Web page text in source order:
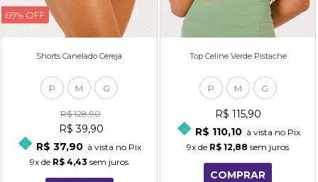
69% OFF
Shorts Canelado Cereja
P M G
R$ 128,90
R$ 39,90
R$ 37,90 à vista no Pix
9x de R$ 4,43 sem juros
Top Celine Verde Pistache
P M G
R$ 115,90
R$ 110,10 à vista no Pix
9x de R$ 12,88 sem juros
COMPRAR